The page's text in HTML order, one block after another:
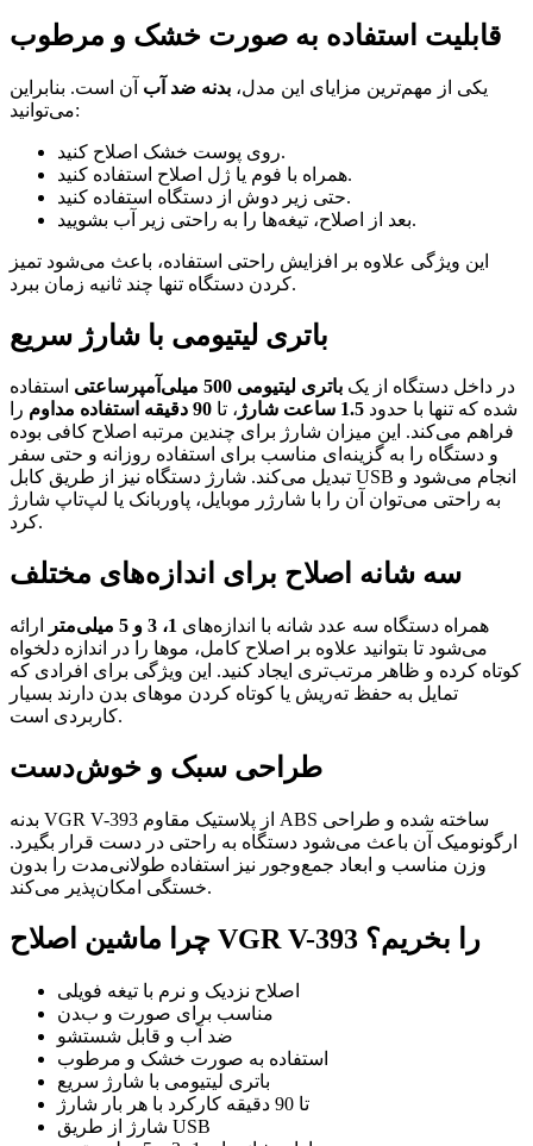
قابلیت استفاده به صورت خشک و مرطوب
یکی از مهم‌ترین مزایای این مدل، بدنه ضد آب آن است. بنابراین
می‌توانید:
روی پوست خشک اصلاح کنید.
همراه با فوم یا ژل اصلاح استفاده کنید.
حتی زیر دوش از دستگاه استفاده کنید.
بعد از اصلاح، تیغه‌ها را به راحتی زیر آب بشویید.
این ویژگی علاوه بر افزایش راحتی استفاده، باعث می‌شود تمیز
کردن دستگاه تنها چند ثانیه زمان ببرد.
باتری لیتیومی با شارژ سریع
در داخل دستگاه از یک باتری لیتیومی 500 میلی‌آمپرساعتی
استفاده
شده که تنها با حدود 1.5 ساعت شارژ ، تا 90 دقیقه استفاده مداوم
را
فراهم می‌کند. این میزان شارژ برای چندین مرتبه اصلاح کافی بوده
و دستگاه را به گزینه‌ای مناسب برای استفاده روزانه و حتی سفر
تبدیل می‌کند. شارژ دستگاه نیز از طریق کابل USB انجام می‌شود و
به راحتی می‌توان آن را با شارژر موبایل، پاوربانک یا لپ‌تاپ شارژ
کرد.
سه شانه اصلاح برای اندازه‌های مختلف
همراه دستگاه سه عدد شانه با اندازه‌های 1، 3 و 5 میلی‌متر
ارائه
می‌شود تا بتوانید علاوه بر اصلاح کامل، موها را در اندازه دلخواه
کوتاه کرده و ظاهر مرتب‌تری ایجاد کنید. این ویژگی برای افرادی که
تمایل به حفظ ته‌ریش یا کوتاه کردن موهای بدن دارند بسیار
کاربردی است.
طراحی سبک و خوش‌دست
بدنه VGR V-393 از پلاستیک مقاوم ABS ساخته شده و طراحی
ارگونومیک آن باعث می‌شود دستگاه به راحتی در دست قرار بگیرد.
وزن مناسب و ابعاد جمع‌وجور نیز استفاده طولانی‌مدت را بدون
خستگی امکان‌پذیر می‌کند.
چرا ماشین اصلاح VGR V-393 را بخریم؟
اصلاح نزدیک و نرم با تیغه فویلی
مناسب برای صورت و بدن
ضد آب و قابل شستشو
استفاده به صورت خشک و مرطوب
باتری لیتیومی با شارژ سریع
تا 90 دقیقه کارکرد با هر بار شارژ
شارژ از طریق USB